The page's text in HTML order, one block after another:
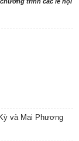
và Mai Phương